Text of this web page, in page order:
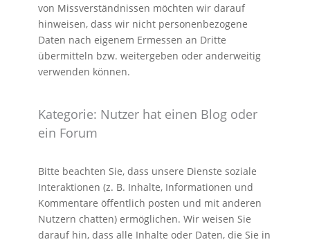
von Missverständnissen möchten wir darauf
hinweisen, dass wir nicht personenbezogene
Daten nach eigenem Ermessen an Dritte
übermitteln bzw. weitergeben oder anderweitig
verwenden können.
Kategorie: Nutzer hat einen Blog oder
ein Forum
Bitte beachten Sie, dass unsere Dienste soziale
Interaktionen (z. B. Inhalte, Informationen und
Kommentare öffentlich posten und mit anderen
Nutzern chatten) ermöglichen. Wir weisen Sie
darauf hin, dass alle Inhalte oder Daten, die Sie in